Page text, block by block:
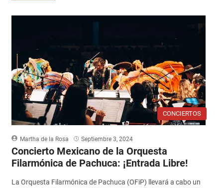
CONCIERTOS
Martha de la Rosa Septiembre 3, 2024
Concierto Mexicano de la Orquesta
Filarmónica de Pachuca: ¡Entrada Libre!
La Orquesta Filarmónica de Pachuca (OFiP) llevará a cabo un